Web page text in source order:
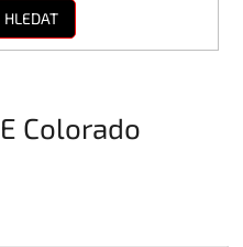
HLEDAT
Colorado